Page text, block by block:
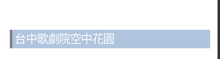
台中歌劇院空中花園